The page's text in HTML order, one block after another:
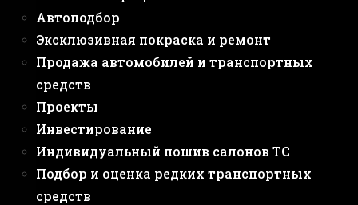
Автоподбор
Эксклюзивная покраска и ремонт
Продажа автомобилей и транспортных
средств
Проекты
Инвестирование
Индивидуальный пошив салонов ТС
Подбор и оценка редких транспортных
средств